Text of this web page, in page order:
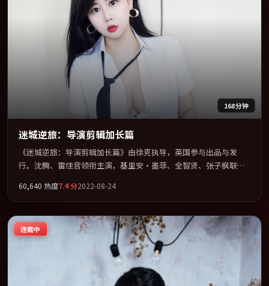
168分钟
迷城逆旅：导演剪辑加长篇
《迷城逆旅：导演剪辑加长篇》由徐克执导，英国参与出品与发
行。沈腾、雷佳音领衔主演，基里安·墨菲、全智贤、张子枫联袂
罪」类型为骨架，在叙事、表演与视听上力求统一。定于 2022-09-
22 在内地院线及主流平台同步亮相，2022 年度话题片中口碑稳健，
适合喜欢强情节与人物弧光的观众完整观看。
60,640 热度7.4分2022-08-24
连载中